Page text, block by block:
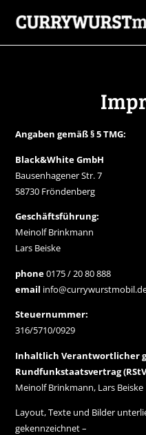
Angaben gemäß § 5 TMG:
Black&White GmbH
Bausenhagener Str. 7
58730 Fröndenberg
Geschäftsführung:
Meinolf Brinkmann
Lars Beiske
phone0175 / 20 80 888
email
Steuernummer:
316/5710/0929
Inhaltlich Verantwortlicher
Rundfunkstaatsvertrag
Meinolf Brinkmann, Lars Beiske
Layout, Texte und Bilder
gekennzeichnet –